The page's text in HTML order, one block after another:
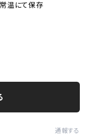
温にて保存
通報する